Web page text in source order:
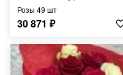
Розы 49 шт
30 871 ₽